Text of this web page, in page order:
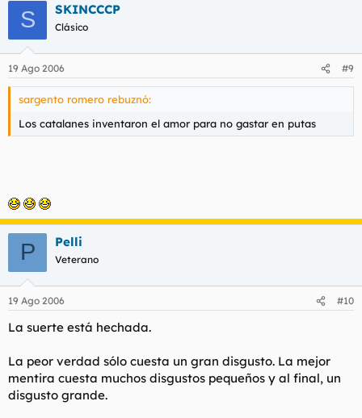
S SKINCCCP
Clásico
19 Ago 2006 #9
sargento romero rebuznó:
Los catalanes inventaron el amor para no gastar en putas
P Pelli
Veterano
19 Ago 2006 #10
La suerte está hechada.
La peor verdad sólo cuesta un gran disgusto. La mejor
mentira cuesta muchos disgustos pequeños y al final, un
disgusto grande.